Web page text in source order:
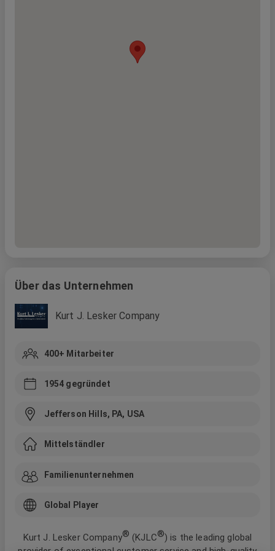
Über das Unternehmen
Kurt J. Lesker Company
400+ Mitarbeiter
1954 gegründet
Jefferson Hills, PA, USA
Mittelständler
Familienunternehmen
Global Player
Kurt J. Lesker Company® (KJLC®) is the leading global